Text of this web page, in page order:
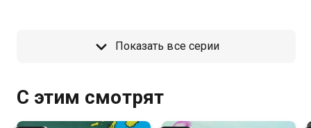
Показать все серии
С этим смотрят